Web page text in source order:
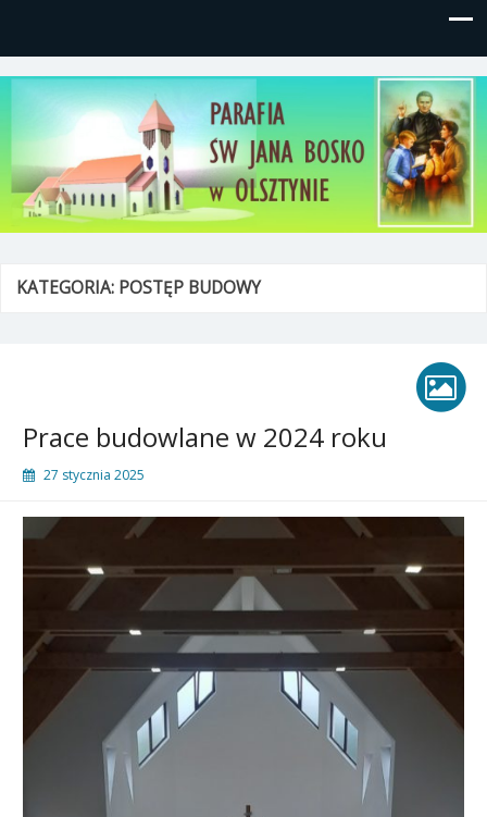
Parafia św, Jana Bosko w
Olsztynie
Gutkowo, ul. Żółkiewskiego 1
KATEGORIA: POSTĘP BUDOWY
Prace budowlane w 2024 roku
27 stycznia 2025